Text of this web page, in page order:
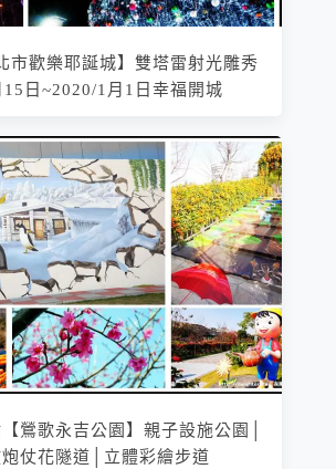
市歡樂耶誕城】雙塔雷射光雕秀
15日~2020/1月1日幸福開城
鶯歌永吉公園】親子設施公園│
仗花隧道│立體彩繪步道